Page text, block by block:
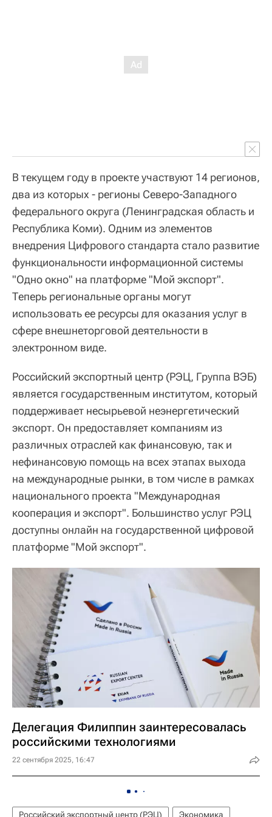
В текущем году в проекте участвуют 14 регионов,
два из которых - регионы Северо-Западного
федерального округа (Ленинградская область и
Республика Коми). Одним из элементов
внедрения Цифрового стандарта стало развитие
функциональности информационной системы
"Одно окно" на платформе "Мой экспорт".
Теперь региональные органы могут
использовать ее ресурсы для оказания услуг в
сфере внешнеторговой деятельности в
электронном виде.
Российский экспортный центр (РЭЦ, Группа ВЭБ)
является государственным институтом, который
поддерживает несырьевой неэнергетический
экспорт. Он предоставляет компаниям из
различных отраслей как финансовую, так и
нефинансовую помощь на всех этапах выхода
на международные рынки, в том числе в рамках
национального проекта "Международная
кооперация и экспорт". Большинство услуг РЭЦ
доступны онлайн на государственной цифровой
платформе "Мой экспорт".
Делегация Филиппин заинтересовалась
российскими технологиями
22 сентября 2025, 16:47
Российский экспортный центр (РЭЦ)
Экономика